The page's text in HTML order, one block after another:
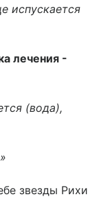
испускается
лечения -
(вода),
звезды Рихи